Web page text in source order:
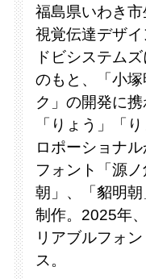
福島県いわき
視覚伝達デザ
ドビシステム
のもと、「小
ク」の開発に
「りょう」「
ロポーショナ
フォント「源
朝」、「貂明
制作。2025年
リアブルフォ
ス。